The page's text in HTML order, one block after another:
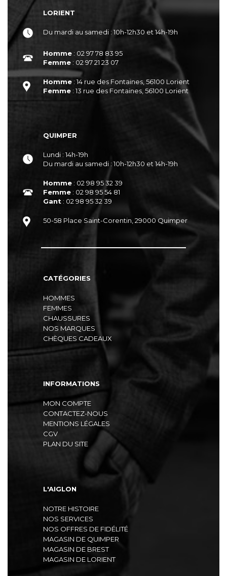
LORIENT
Du mardi au samedi : 10h-12h30 et 14h-19h
Homme : 02 97 78 83 95
Femme : 02 97 21 23 07
Homme : 14 rue des Fontaines, 56100 Lorient
Femme : 13 rue des Fontaines, 56100 Lorient
QUIMPER
Lundi : 14h-19h
Du mardi au samedi : 10h-12h30 et 14h-19h
Homme : 02 98 95 32 39
Femme : 02 98 95 54 81
Gant : 02 98 95 32 39
50-58 Place Saint-Corentin, 29000 Quimper
CATÉGORIES
HOMMES
FEMMES
CHAUSSURES
NOS MARQUES
CHÈQUES CADEAUX
INFORMATIONS
MON COMPTE
CONTACTEZ-NOUS
MENTIONS LÉGALES
CGV
PLAN DU SITE
L'AIGLON
NOTRE HISTOIRE
NOS SERVICES
NOS OFFRES DE FIDÉLITÉ
MAGASIN DE QUIMPER
MAGASIN DE BREST
MAGASIN DE LORIENT